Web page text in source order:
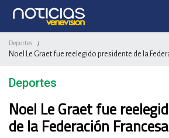
Deportes /
Noel Le Graet fue reelegido presidente de la
Deportes
Noel Le Graet fue
de la Federación